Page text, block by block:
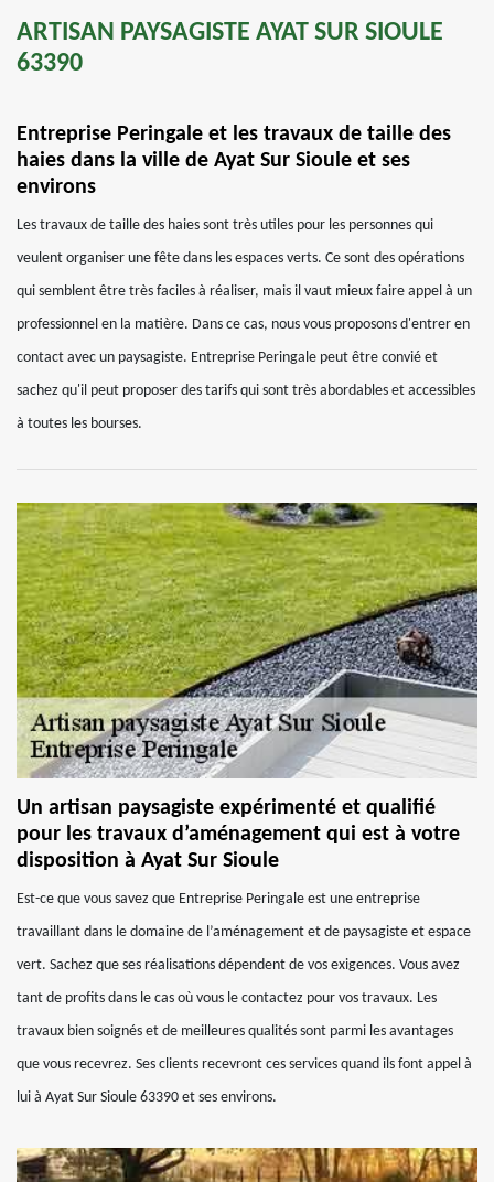
ARTISAN PAYSAGISTE AYAT SUR SIOULE
63390
Entreprise Peringale et les travaux de taille des
haies dans la ville de Ayat Sur Sioule et ses
environs
Les travaux de taille des haies sont très utiles pour les personnes qui
veulent organiser une fête dans les espaces verts. Ce sont des opérations
qui semblent être très faciles à réaliser, mais il vaut mieux faire appel à un
professionnel en la matière. Dans ce cas, nous vous proposons d'entrer en
contact avec un paysagiste. Entreprise Peringale peut être convié et
sachez qu'il peut proposer des tarifs qui sont très abordables et accessibles
à toutes les bourses.
Un artisan paysagiste expérimenté et qualifié
pour les travaux d’aménagement qui est à votre
disposition à Ayat Sur Sioule
Est-ce que vous savez que Entreprise Peringale est une entreprise
travaillant dans le domaine de l’aménagement et de paysagiste et espace
vert. Sachez que ses réalisations dépendent de vos exigences. Vous avez
tant de profits dans le cas où vous le contactez pour vos travaux. Les
travaux bien soignés et de meilleures qualités sont parmi les avantages
que vous recevrez. Ses clients recevront ces services quand ils font appel à
lui à Ayat Sur Sioule 63390 et ses environs.